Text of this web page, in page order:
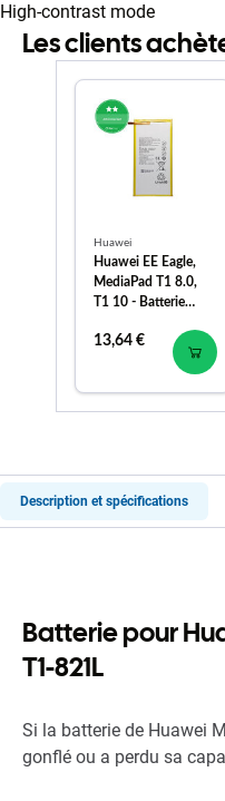
High-contrast mode
Les clients
Huawei
Huawei EE Eagle,
MediaPad T1 8.0,
T1 10 - Batterie
4800mAh
13,64 €
Description et spécifications
Batterie pour
T1-821L
Si la batterie de Huawei
gonflé ou a perdu sa